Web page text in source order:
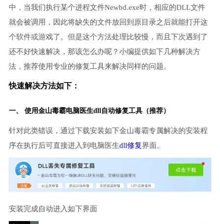
中，当我们执行某个进程文件Newbd.exe时，相应的DLL文件
就会被调用，因此将缺失的文件放回到原目录之后就能打开这
个软件或游戏了。但是这个方法处理比较慢，而且下次遇到了
还不好快速解决，那该怎么办呢？小编提供如下几种解决方
法，推荐使用专业的修复工具来解决同样的问题。
快速解决方法如下：
一、 使用金山毒霸电脑医生dll自动修复工具（推荐）
针对此类错误，通过下载安装如下金山毒霸专属解决的安装程
序在执行后可直接进入到电脑医生dll修复界面。
安装完成自动进入如下界面